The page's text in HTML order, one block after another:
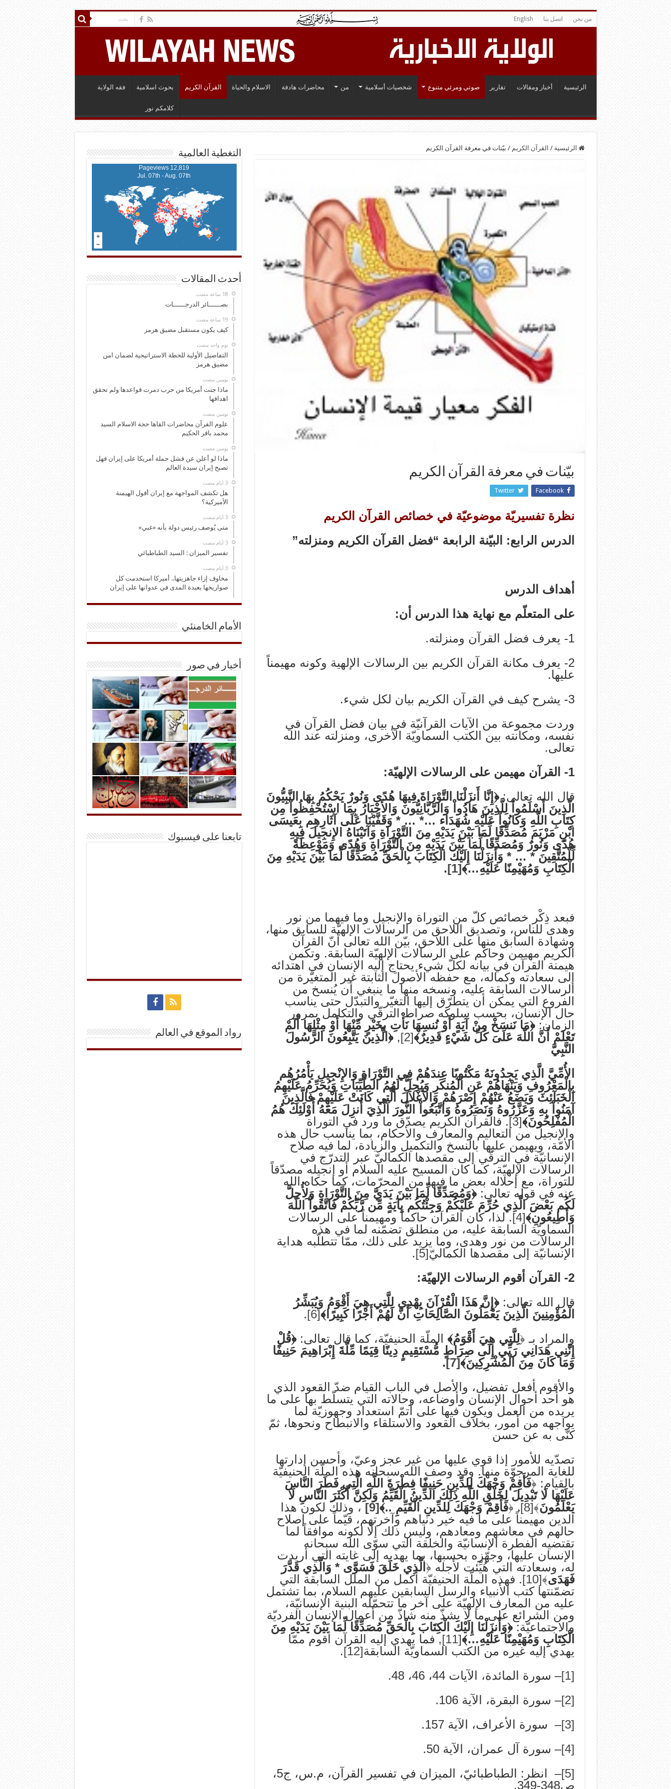
من نحن اتصل بنا English
الرئيسية أخبار ومقالات تقارير صوتي ومرئي متنوع شخصيات أسلامية من محاضرات هادفة الاسلام والحياة القرآن الكريم بحوث اسلامية فقه الولاية
كلامكم نور
الرئيسية / القرآن الكريم / بيّنات في معرفة القرآن الكريم
بيّنات في معرفة القرآن الكريم
Facebook
Twitter
نظرة تفسيريّة موضوعيّة في خصائص القرآن الكريم
الدرس الرابع: البيّنة الرابعة “فضل القرآن الكريم ومنزلته”
أهداف الدرس
على المتعلّم مع نهاية هذا الدرس أن:
1- يعرف فضل القرآن ومنزلته.
2- يعرف مكانة القرآن الكريم بين الرسالات الإلهية وكونه مهيمناً
عليها.
3- يشرح كيف في القرآن الكريم بيان لكل شيء.
وردت مجموعة من الآيات القرآنيّة في بيان فضل القرآن في
نفسه، ومكانته بين الكتب السماويّة الأخرى، ومنزلته عند الله
تعالى.
1- القرآن مهيمن على الرسالات الإلهيّة:
قال الله تعالى:﴿إِنَّا أَنزَلْنَا التَّوْرَاةَ فِيهَا هُدًى وَنُورٌ يَحْكُمُ بِهَا النَّبِيُّونَ
الَّذِينَ أَسْلَمُواْ لِلَّذِينَ هَادُواْ وَالرَّبَّانِيُّونَ وَالأَحْبَارُ بِمَا اسْتُحْفِظُواْ مِن
كِتَابِ اللّهِ وَكَانُواْ عَلَيْهِ شُهَدَاء …* … * وَقَفَّيْنَا عَلَى آثَارِهِم بِعَيسَى
ابْنِ مَرْيَمَ مُصَدِّقًا لِّمَا بَيْنَ يَدَيْهِ مِنَ التَّوْرَاةِ وَآتَيْنَاهُ الإِنجِيلَ فِيهِ
هُدًى وَنُورٌ وَمُصَدِّقًا لِّمَا بَيْنَ يَدَيْهِ مِنَ التَّوْرَاةِ وَهُدًى وَمَوْعِظَةً
لِّلْمُتَّقِينَ * … * وَأَنزَلْنَا إِلَيْكَ الْكِتَابَ بِالْحَقِّ مُصَدِّقًا لِّمَا بَيْنَ يَدَيْهِ مِنَ
الْكِتَابِ وَمُهَيْمِنًا عَلَيْهِ…﴾[1]
.
فبعد ذِكْر خصائص كلّ من التوراة والإنجيل وما فيهما من نور
وهدى للناس، وتصديق اللاحق من الرسالات الإلهيّة للسابق منها،
وشهادة السابق منها على اللاحق، بيّن الله تعالى أنّ القرآن
الكريم مهيمن وحاكم على الرسالات الإلهيّة السابقة. وتكمن
هيمنة القرآن في بيانه لكلّ شيء يحتاج إليه الإنسان في اهتدائه
إلى سعادته وكماله، مع حفظه الأصولَ الثابتة غير المتغيّرة من
الرسالات السابقة عليه، ونسخه منها ما ينبغي أن يُنسخ من
الفروع التي يمكن أن يتطرّق إليها التغيّر والتبدّل حتى يناسب
حال الإنسان، بحسب سلوكه صراط الترقّي والتكامل بمرور
الزمان:﴿مَا نَنسَخْ مِنْ آيَةٍ أَوْ نُنسِهَا نَأْتِ بِخَيْرٍ مِّنْهَا أَوْ مِثْلِهَا أَلَمْ
تَعْلَمْ أَنَّ اللّهَ عَلَىَ كُلِّ شَيْءٍ قَدِيرٌ﴾[2]
,﴿الَّذِينَ يَتَّبِعُونَ الرَّسُولَ
النَّبِيَّ
الأُمِّيَّ الَّذِي يَجِدُونَهُ مَكْتُوبًا عِندَهُمْ فِي التَّوْرَاةِ وَالإِنْجِيلِ يَأْمُرُهُم
بِالْمَعْرُوفِ وَيَنْهَاهُمْ عَنِ الْمُنكَرِ وَيُحِلُّ لَهُمُ الطَّيِّبَاتِ وَيُحَرِّمُ عَلَيْهِمُ
الْخَبَآئِثَ وَيَضَعُ عَنْهُمْ إِصْرَهُمْ وَالأَغْلاَلَ الَّتِي كَانَتْ عَلَيْهِمْ فَالَّذِينَ
آمَنُواْ بِهِ وَعَزَّرُوهُ وَنَصَرُوهُ وَاتَّبَعُواْ النُّورَ الَّذِيَ أُنزِلَ مَعَهُ أُوْلَئِكَ هُمُ
الْمُفْلِحُونَ﴾[3]
. فالقرآن الكريم يصدّق ما ورد في التوراة
والإنجيل من التعاليم والمعارف والأحكام، بما يناسب حال هذه
الأمّة، ويهيمن عليها بالنسخ والتكميل والزيادة، لما فيه صلاح
الإنسانيّة في الترقّي إلى مقصدها الكماليّ عبر التدرّج في
الرسالات الإلهيّة، كما كان المسيح عليه السلام أو إنجيله مصدّقاً
للتوراة، مع إحلاله بعض ما فيها من المحرّمات، كما حكاه الله
عنه في قوله تعالى:﴿وَمُصَدِّقًا لِّمَا بَيْنَ يَدَيَّ مِنَ التَّوْرَاةِ وَلِأُحِلَّ
لَكُم بَعْضَ الَّذِي حُرِّمَ عَلَيْكُمْ وَجِئْتُكُم بِآيَةٍ مِّن رَّبِّكُمْ فَاتَّقُواْ اللّهَ
وَأَطِيعُونِ﴾[4]
. لذا، كان القرآن حاكماً ومهيمناً على الرسالات
السماويّة السابقة عليه، من منطلق تضمّنه لما في هذه
الرسالات من نور وهدى، وما يزيد على ذلك، ممّا تتطلّبه هداية
الإنسانيّة إلى مقصدها الكماليّ[5]
.
2- القرآن أقوم الرسالات الإلهيّة:
قال الله تعالى:﴿إِنَّ هَذَا الْقُرْآنَ يِهْدِي لِلَّتِي هِيَ أَقْوَمُ وَيُبَشِّرُ
الْمُؤْمِنِينَ الَّذِينَ يَعْمَلُونَ الصَّالِحَاتِ أَنَّ لَهُمْ أَجْرًا كَبِيرًا﴾[6]
.
والمراد بـ ﴿لِلَّتِي هِيَ أَقْوَمُ﴾ الملّة الحنيفيّة، كما قال تعالى:﴿قُلْ
إِنَّنِي هَدَانِي رَبِّي إِلَى صِرَاطٍ مُّسْتَقِيمٍ دِينًا قِيَمًا مِّلَّةَ إِبْرَاهِيمَ حَنِيفًا
وَمَا كَانَ مِنَ الْمُشْرِكِينَ﴾[7]
.
والأقوم أفعل تفضيل، والأصل في الباب القيام ضدّ القعود الذي
هو أحد أحوال الإنسان وأوضاعه، وحالاته التي يتسلّط بها على ما
يريده من العمل ويكون فيها على أتمّ استعداد وجهوزيّة لما
يواجهه من أمور، بخلاف القعود والاستلقاء والانبطاح ونحوها، ثمّ
كنّى به عن حسن
تصدّيه للأمور إذا قوي عليها من غير عجز وعيّ، وأحسن إدارتها
للغاية المرجوّة منها. وقد وصف الله سبحانه هذه الملّة الحنيفيّة
بالقيام: ﴿فَأَقِمْ وَجْهَكَ لِلدِّينِ حَنِيفًا فِطْرَةَ اللَّهِ الَّتِي فَطَرَ النَّاسَ
عَلَيْهَا لَا تَبْدِيلَ لِخَلْقِ اللَّهِ ذَلِكَ الدِّينُ الْقَيِّمُ وَلَكِنَّ أَكْثَرَ النَّاسِ لَا
يَعْلَمُونَ﴾[8] ، ﴿فَأَقِمْ وَجْهَكَ لِلدِّينِ الْقَيِّمِ ..﴾[9]
، وذلك لكون هذا
الدين مهيمناً على ما فيه خير دنياهم وآخرتهم، قيّماً على إصلاح
حالهم في معاشهم ومعادهم، وليس ذلك إلّا لكونه موافقاً لما
تقتضيه الفطرة الإنسانيّة والخلقة التي سوّى الله سبحانه
الإنسان عليها، وجهّزه بحسبها، بما يهديه إلى غايته التي أريدت
له، وسعادته التي هُيِّئت لأجله ﴿ الَّذِي خَلَقَ فَسَوَّى * وَالَّذِي قَدَّرَ
فَهَدَى﴾[10]
. فهذه الملّة الحنيفيّة أكمل من الملل السابقة التي
تضمّنتها كتب الأنبياء والرسل السابقين عليهم السلام، بما تشتمل
عليه من المعارف الإلهيّة على آخر ما تتحمّله البنية الإنسانيّة،
ومن الشرائع على ما لا يشذّ منه شاذّ من أعمال الإنسان الفرديّة
والاجتماعيّة:﴿وَأَنزَلْنَا إِلَيْكَ الْكِتَابَ بِالْحَقِّ مُصَدِّقًا لِّمَا بَيْنَ يَدَيْهِ مِنَ
الْكِتَابِ وَمُهَيْمِنًا عَلَيْهِ…﴾[11]
, فما يهدي إليه القرآن أقوم ممّا
يهدي إليه غيره من الكتب السماويّة السابقة[12]
.
[1]
– سورة المائدة، الآيات 44، 46، 48.
[2]
– سورة البقرة، الآية 106.
[3]
– سورة الأعراف، الآية 157.
[4]
– سورة آل عمران، الآية 50.
[5]
– انظر: الطباطبائيّ، الميزان في تفسير القرآن، م.س، ج5،
ص348-349.
التغطية العالمية
12,819 Pageviews
Jul. 07th - Aug. 07th
أحدث المقالات
بصــــــائر الدرجــــــات
كيف يكون مستقبل مضيق هرمز
‏يوم واحد مضت
التفاصيل الأولية للخطة الاستراتيجية لضمان امن
مضيق هرمز
‏يومين مضت
ماذا جنت أمريكا من حرب دمرت قواعدها ولم تحقق
اهدافها
‏يومين مضت
علوم القرآن محاضرات القاها حجة الاسلام السيد
محمد باقر الحكيم
‏يومين مضت
ماذا لو أعلن عن فشل حملة أمريكا على إيران فهل
تصبح إيران سيدة العالم
هل تكشف المواجهة مع إيران أفول الهيمنة
الأميركية؟
متى يُوصف رئيس دولة بأنه «غبي»
تفسير الميزان : السيد الطباطبائي
مخاوف إزاء جاهزيتها.. أميركا استخدمت كل
صواريخها بعيدة المدى في عدوانها على إيران
الأمام الخامنئي
أخبار في صور
تابعنا على فيسبوك
رواد الموقع في العالم